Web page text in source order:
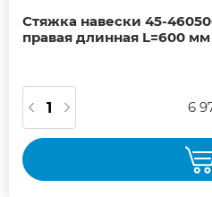
Стяжка навески 45-
правая длинная L=600
6